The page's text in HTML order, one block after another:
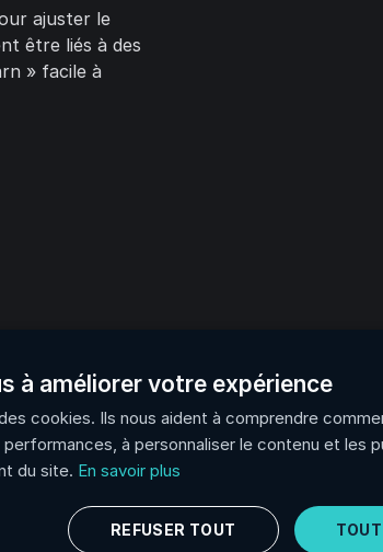
ajuster le
être liés à des
» facile à
à améliorer votre expérience
cookies. Ils nous aident à comprendre
performances, à personnaliser le contenu et les
du site. En savoir plus
REFUSER TOUT